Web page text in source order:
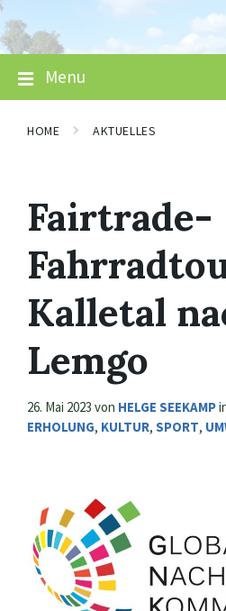
Skip
to
content
Skip
to
main
navigation
Skip
to
footer
Menu
HOME AKTUELLES
Fairtrade-
Kalletal
Lemgo
26. Mai 2023 von HELGE SEEKAMP
ERHOLUNG, KULTUR, SPORT,